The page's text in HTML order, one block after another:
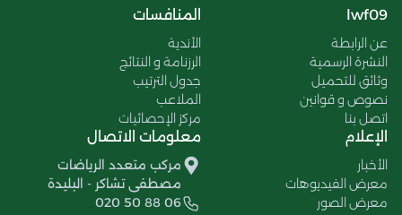
lwf09
عن الرابطة
النشرة الرسمية
وثائق للتحميل
نصوص و قوانين
اتصل بنا
المنافسات
الأندية
الرزنامة و النتائج
جدول الترتيب
الملاعب
مركز الإحصائيات
الإعلام
الأخبار
معرض الفيديوهات
معرض الصور
معلومات الاتصال
مركب متعدد الرياضات
مصطفى تشاكر - البليدة
020 50 88 06